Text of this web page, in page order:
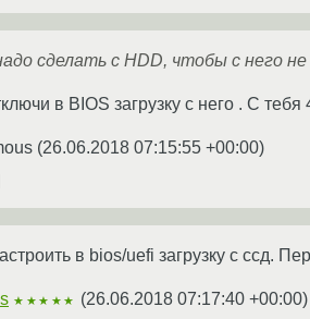
сделать с HDD, чтобы с него
в BIOS загрузку с него . С
(26.06.2018 07:15:55 +00:00)
в bios/uefi загрузку с ссд.
★★★★★ (26.06.2018 07:17:40 +00:00)